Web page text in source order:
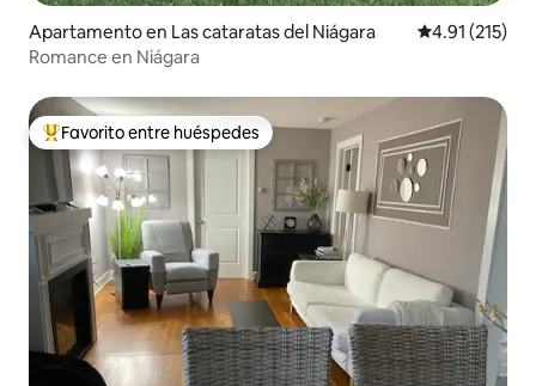
Apartamento en Las cataratas del Niágara Calificación
4.91 (215)
Romance en Niágara
Favorito entre huéspedes preferido
Favorito entre huéspedes